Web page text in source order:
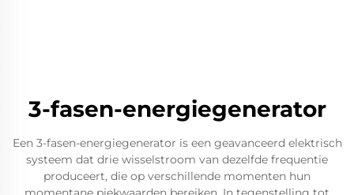
3-fasen-energiegenerator
Een 3-fasen-energiegenerator is een geavanceerd elektrisch
systeem dat drie wisselstroom van dezelfde frequentie
produceert, die op verschillende momenten hun